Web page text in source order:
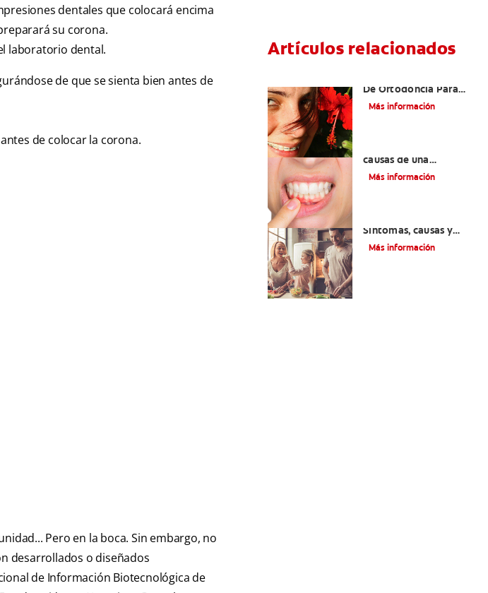
dentales que colocará encima
su corona.
laboratorio dental.
de que se sienta bien antes de
de colocar la corona.
Pero en la boca. Sin embargo, no
desarrollados o diseñados
de Información Biotecnológica de
Artículos relacionados
De Ortodoncia Para
Adultos
Más información
causas de una
inflamación de encía
Más información
Síntomas, causas y
tratamiento
Más información